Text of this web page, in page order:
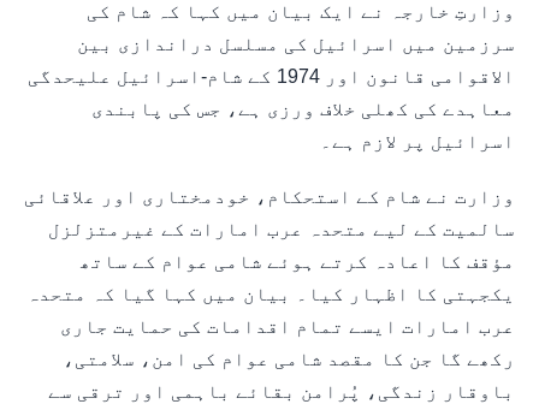
وزارتِ خارجہ نے ایک بیان میں کہا کہ شام کی
سرزمین میں اسرائیل کی مسلسل دراندازی بین
الاقوامی قانون اور 1974 کے شام-اسرائیل علیحدگی
معاہدے کی کھلی خلاف ورزی ہے، جس کی پابندی
اسرائیل پر لازم ہے۔
وزارت نے شام کے استحکام، خودمختاری اور علاقائی
سالمیت کے لیے متحدہ عرب امارات کے غیرمتزلزل
مؤقف کا اعادہ کرتے ہوئے شامی عوام کے ساتھ
یکجہتی کا اظہار کیا۔ بیان میں کہا گیا کہ متحدہ
عرب امارات ایسے تمام اقدامات کی حمایت جاری
رکھے گا جن کا مقصد شامی عوام کی امن، سلامتی،
باوقار زندگی، پُرامن بقائے باہمی اور ترقی سے